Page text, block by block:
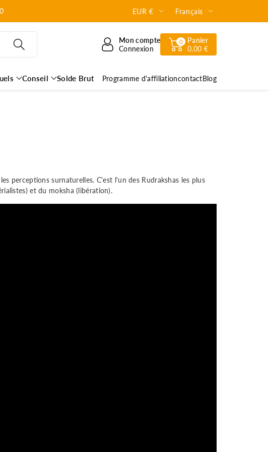
EUR € Français
Mon compte
Connexion
0
Panier
0,00 €
Conseil Solde Brut Programme d'affiliationcontactBlog
perceptions surnaturelles. C'est l'un des Rudrakshas les plus
et du moksha (libération).